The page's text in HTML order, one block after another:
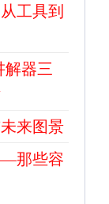
工具到
解器三
来图景
那些容